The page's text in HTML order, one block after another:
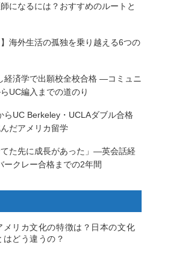
になるには？おすすめのルートと
】海外生活の孤独を乗り越える6つの
経済学で出願校全校合格 —コミュニ
UC編入までの道のり
らUC Berkeley・UCLAダブル合格
だアメリカ留学
てた先に成長があった」—英会話経
ークレー合格までの2年間
メリカ文化の特徴は？日本の文化
はどう違うの？